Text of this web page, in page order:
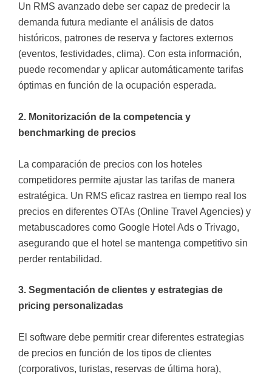
Un RMS avanzado debe ser capaz de predecir la
demanda futura mediante el análisis de datos
históricos, patrones de reserva y factores externos
(eventos, festividades, clima). Con esta información,
puede recomendar y aplicar automáticamente tarifas
óptimas en función de la ocupación esperada.
2. Monitorización de la competencia y
benchmarking de precios
La comparación de precios con los hoteles
competidores permite ajustar las tarifas de manera
estratégica. Un RMS eficaz rastrea en tiempo real los
precios en diferentes OTAs (Online Travel Agencies) y
metabuscadores como Google Hotel Ads o Trivago,
asegurando que el hotel se mantenga competitivo sin
perder rentabilidad.
3. Segmentación de clientes y estrategias de
pricing personalizadas
El software debe permitir crear diferentes estrategias
de precios en función de los tipos de clientes
(corporativos, turistas, reservas de última hora),